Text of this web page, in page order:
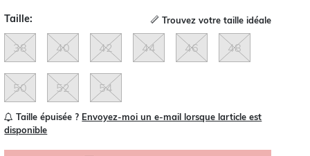
Taille: Trouvez votre taille idéale
38 40 42 44 46 48
50 52 54
Taille épuisée ? Envoyez-moi un e-mail lorsque larticle est
disponible